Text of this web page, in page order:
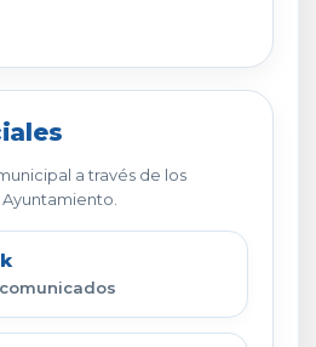
a través de los